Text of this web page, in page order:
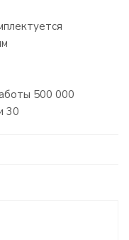
500 000
30